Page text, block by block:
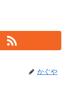
かぐや